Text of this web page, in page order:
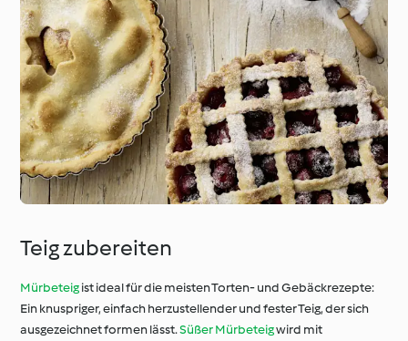
Teig zubereiten
Mürbeteigist ideal für die meisten Torten- und Gebäckrezepte:
Ein knuspriger, einfach herzustellender und fester Teig, der sich
ausgezeichnet formen lässt.Süßer Mürbeteigwird mit